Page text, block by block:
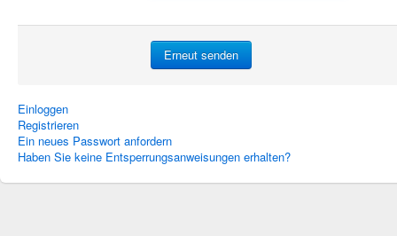
Einloggen
Registrieren
Ein neues Passwort anfordern
Haben Sie keine Entsperrungsanweisungen erhalten?